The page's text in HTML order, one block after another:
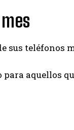
teléfonos
aquellos